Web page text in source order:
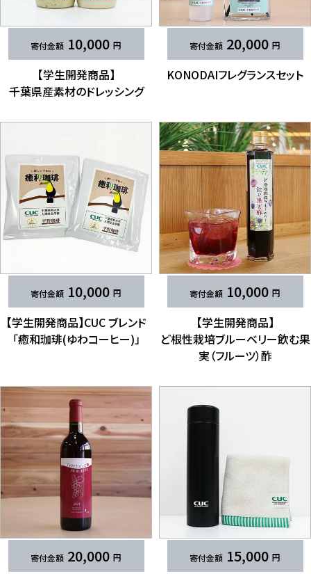
10,000
【学生開発商品】
千葉県産素材の​​ドレッシング
20,000
KONODAIフレグランスセット
10,000
【学生開発商品】CUC ブレンド
「癒和珈琲(ゆわ​​コーヒー)」
10,000
【学生開発商品】
ど根性栽培ブルーベリー飲む果
実​（フルーツ）​​酢
20,000 15,000